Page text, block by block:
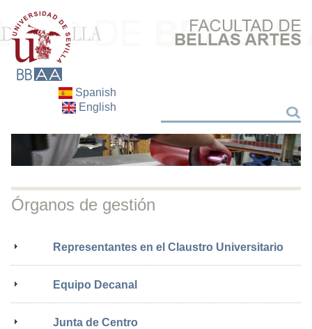
Spanish
English
Buscar
Órganos de gestión
Representantes en el Claustro Universitario
Equipo Decanal
Junta de Centro